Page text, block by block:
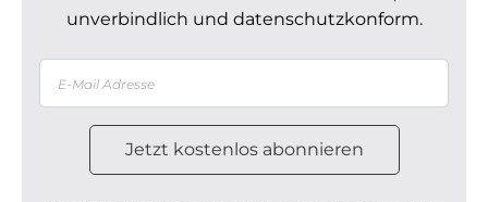
unverbindlich und datenschutzkonform.